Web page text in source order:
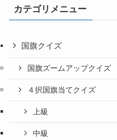
カテゴリメニュー
国旗クイズ
国旗ズームアップクイズ
４択国旗当てクイズ
上級
中級